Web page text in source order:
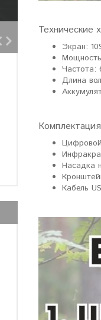
"Отзывов о
много, но
помогли
г.
Технические
Экран:
Частота:
Длина
Насадка
Кабель